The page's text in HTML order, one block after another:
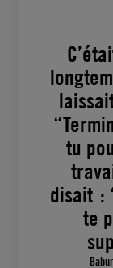
tu
disait :
te